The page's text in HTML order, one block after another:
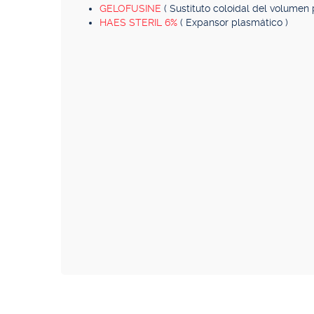
GELOFUSINE ( Sustituto coloidal del volumen
HAES STERIL 6% ( Expansor plasmático )